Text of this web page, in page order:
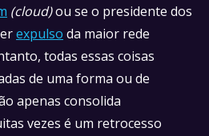
(cloud)ou se o presidente dos
expulso da maior rede
todas essas coisas
de uma forma ou de
apenas consolida
vezes é um retrocesso